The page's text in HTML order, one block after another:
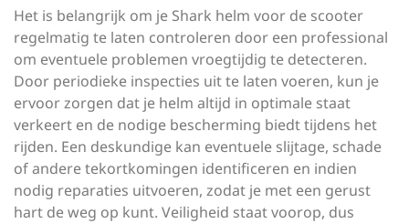
Het is belangrijk om je Shark helm voor de scooter
regelmatig te laten controleren door een professional
om eventuele problemen vroegtijdig te detecteren.
Door periodieke inspecties uit te laten voeren, kun je
ervoor zorgen dat je helm altijd in optimale staat
verkeert en de nodige bescherming biedt tijdens het
rijden. Een deskundige kan eventuele slijtage, schade
of andere tekortkomingen identificeren en indien
nodig reparaties uitvoeren, zodat je met een gerust
hart de weg op kunt. Veiligheid staat voorop, dus